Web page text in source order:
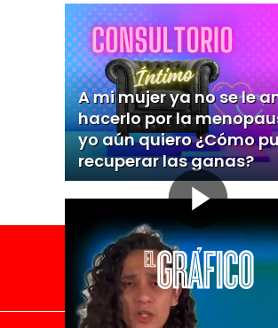
A mi mujer ya no se le
hacerlo por la
yo aún quiero ¿Cómo
recuperar las ganas?